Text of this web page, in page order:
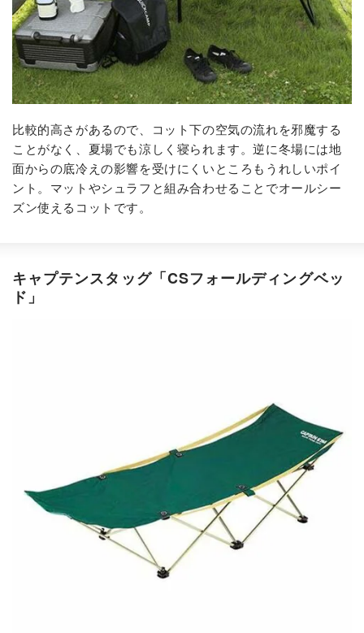
比較的高さがあるので、コット下の空気の流れを邪魔する
ことがなく、夏場でも涼しく寝られます。逆に冬場には地
面からの底冷えの影響を受けにくいところもうれしいポイ
ント。マットやシュラフと組み合わせることでオールシー
ズン使えるコットです。
キャプテンスタッグ「CSフォールディングベッ
ド」